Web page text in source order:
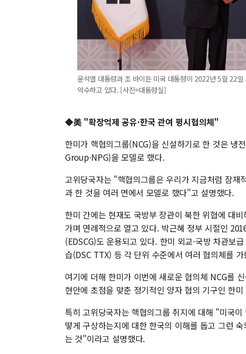
윤석열 대통령과 조 바이든 미국 대통령이 2022년 5월 22
악수하고 있다. [사진=대통령실]
◆美 "확장억제 공유·한국 관여 평시협의체"
한미가 핵협의그룹(NCG)을 신설하기로 한 것은
Group·NPG)을 모델로 했다.
고위당국자는 "핵협의그룹은 우리가 지금처럼 잠재
과 한 것을 여러 면에서 모델로 했다"고 설명했다.
한미 간에는 현재도 국방부 장관이 북한 위협에 대
가며 연례적으로 열고 있다. 박근혜 정부 시절인
(EDSCG)도 운용되고 있다. 한미 외교·국방 차관보
습(DSC TTX) 등 각 단위 수준에서 여러 협의체를
여기에 더해 한미가 이번에 새로운 협의체 NCG를
현안에 초점을 맞춘 정기적인 양자 협의 기구인 한
특히 고위당국자는 핵협의그룹 취지에 대해 "미국
떻게 구상하는지에 대한 한국의 이해를 돕고 그런
는 것"이라고 설명했다.